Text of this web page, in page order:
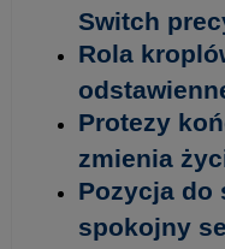
Switch
Rola
Protezy
zmienia
Pozycja do
spokojny